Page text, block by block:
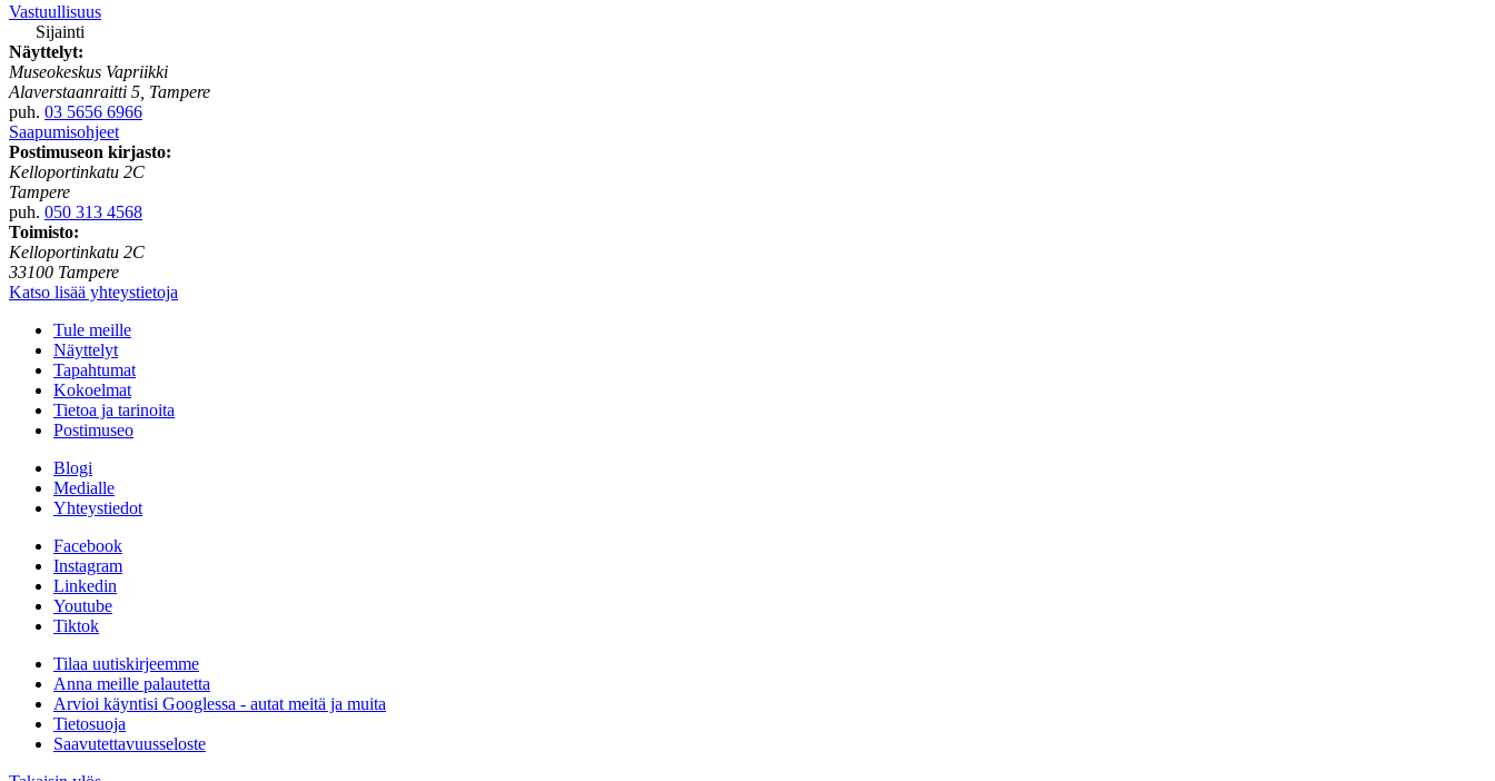
Vastuullisuus
Sijainti
Näyttelyt:
Museokeskus Vapriikki
Alaverstaanraitti 5, Tampere
puh. 03 5656 6966
Saapumisohjeet
Postimuseon kirjasto:
Kelloportinkatu 2C
Tampere
puh. 050 313 4568
Toimisto:
Kelloportinkatu 2C
33100 Tampere
Katso lisää yhteystietoja
Tule meille
Näyttelyt
Tapahtumat
Kokoelmat
Tietoa ja tarinoita
Postimuseo
Blogi
Medialle
Yhteystiedot
Facebook
Instagram
Linkedin
Youtube
Tiktok
Tilaa uutiskirjeemme
Anna meille palautetta
Arvioi käyntisi Googlessa - autat meitä ja muita
Tietosuoja
Saavutettavuusseloste